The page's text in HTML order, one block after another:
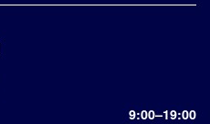
9:00–19:00